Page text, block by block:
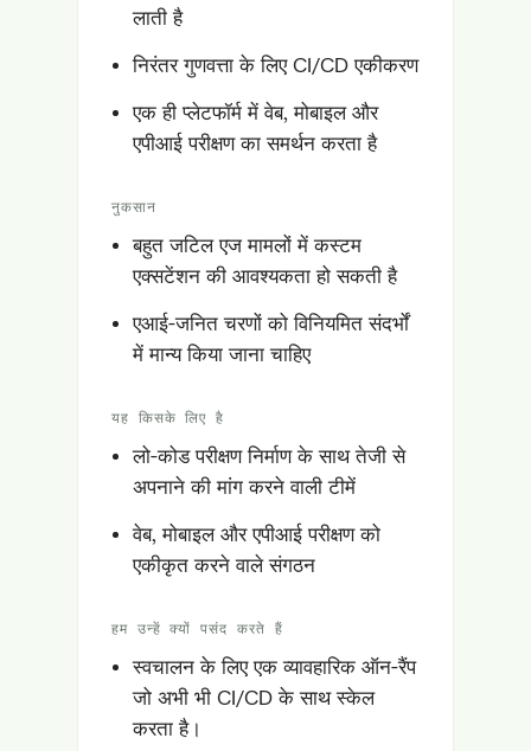
लाती है
निरंतर गुणवत्ता के लिए CI/CD एकीकरण
एक ही प्लेटफॉर्म में वेब, मोबाइल और
एपीआई परीक्षण का समर्थन करता है
नुकसान
बहुत जटिल एज मामलों में कस्टम
एक्सटेंशन की आवश्यकता हो सकती है
एआई-जनित चरणों को विनियमित संदर्भों
में मान्य किया जाना चाहिए
यह किसके लिए है
लो-कोड परीक्षण निर्माण के साथ तेजी से
अपनाने की मांग करने वाली टीमें
वेब, मोबाइल और एपीआई परीक्षण को
एकीकृत करने वाले संगठन
हम उन्हें क्यों पसंद करते हैं
स्वचालन के लिए एक व्यावहारिक ऑन-रैंप
जो अभी भी CI/CD के साथ स्केल
करता है।